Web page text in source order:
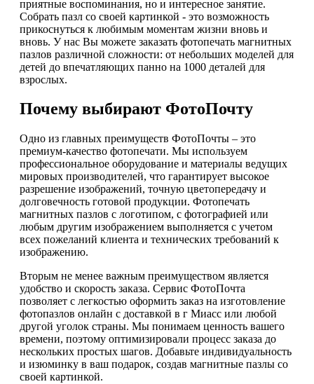
приятные воспоминания, но и интересное занятие.
Собрать пазл со своей картинкой - это возможность
прикоснуться к любимым моментам жизни вновь и
вновь. У нас Вы можете заказать фотопечать магнитных
пазлов различной сложности: от небольших моделей для
детей до впечатляющих панно на 1000 деталей для
взрослых.
Почему выбирают ФотоПочту
Одно из главных преимуществ ФотоПочты – это
премиум-качество фотопечати. Мы используем
профессиональное оборудование и материалы ведущих
мировых производителей, что гарантирует высокое
разрешение изображений, точную цветопередачу и
долговечность готовой продукции. Фотопечать
магнитных пазлов с логотипом, с фотографией или
любым другим изображением выполняется с учетом
всех пожеланий клиента и технических требований к
изображению.
Вторым не менее важным преимуществом является
удобство и скорость заказа. Сервис ФотоПочта
позволяет с легкостью оформить заказ на изготовление
фотопазлов онлайн с доставкой в г Миасс или любой
другой уголок страны. Мы понимаем ценность вашего
времени, поэтому оптимизировали процесс заказа до
нескольких простых шагов. Добавьте индивидуальность
и изюминку в ваш подарок, создав магнитные пазлы со
своей картинкой.